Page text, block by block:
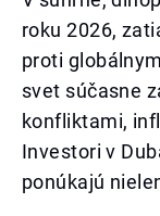
roku 2026,
proti
svet súčasne
konfliktami,
Investori v
ponúkajú